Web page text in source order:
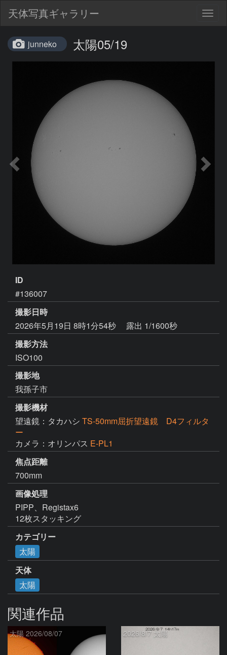
天体写真ギャラリー
junneko 太陽05/19
ID
#136007
撮影日時
2026年5月19日 8時1分54秒
露出 1/1600秒
撮影方法
ISO100
撮影地
我孫子市
撮影機材
望遠鏡：タカハシ TS-50mm屈折望遠鏡 D4フィルタ
ー
カメラ：オリンパス E-PL1
焦点距離
700mm
画像処理
PIPP、Registax6
12枚スタッキング
カテゴリー
太陽
天体
太陽
関連作品
太陽 2026/08/07 2026/8/7 太陽